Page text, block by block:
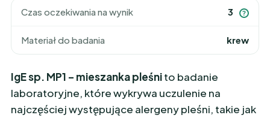
Czas oczekiwania na wynik 3 ?
Materiał do badania krew
IgE sp. MP1 – mieszanka pleśnito badanie
laboratoryjne, które wykrywa uczulenie na
najczęściej występujące alergeny pleśni, takie jak